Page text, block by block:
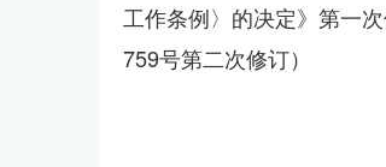
工作条例〉的决定》第一
759号第二次修订）